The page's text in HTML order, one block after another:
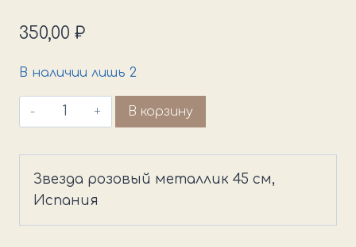
350,00 ₽
В наличии лишь 2
Количество
товара
металлик
В корзину
Звезда розовый металлик 45 см,
Испания